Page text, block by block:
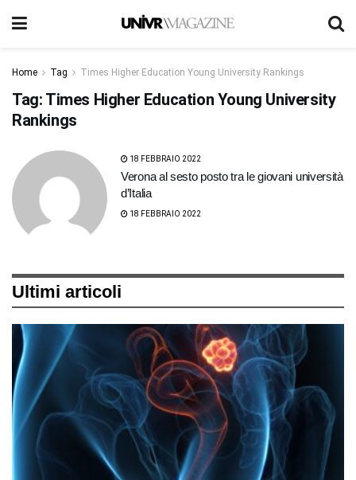
Home Tag Times Higher Education Young University Rankings
Tag: Times Higher Education Young University
Rankings
18 FEBBRAIO 2022
Verona al sesto posto tra le giovani università
d’Italia
18 FEBBRAIO 2022
Ultimi articoli